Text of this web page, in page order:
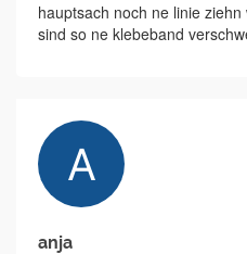
hauptsach noch ne linie
sind so ne klebeband
anja